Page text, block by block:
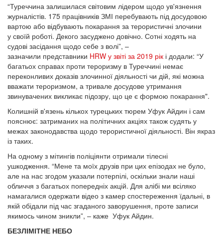
“Туреччина залишилася світовим лідером щодо ув'язнення
журналістів. 175 працівників ЗМІ перебувають під досудовою
вартою або відбувають покарання за терористичні злочини
у своїй роботі. Декого засуджено довічно. Сотні ходять на
судові засідання щодо себе з волі”, –
зазначили представники HRW у звіті за 2019 рік і додали: “У
багатьох справах проти тероризму в Туреччині немає
переконливих доказів злочинної діяльності чи дій, які можна
вважати тероризмом, а тривале досудове утримання
звинувачених викликає підозру, що це є формою покарання".
Колишній в'язень кількох турецьких тюрем Уфук Айдин і сам
пояснює: затриманих на політичних акціях також судять у
межах законодавства щодо терористичної діяльності. Він якраз
із таких.
На одному з мітингів поліціянти отримали тілесні
ушкодження. “Мене та моїх друзів при цих епізодах не було,
але на нас згодом указали потерпілі, оскільки знали наші
обличчя з багатьох попередніх акцій. Для алібі ми всіляко
намагалися одержати відео з камер спостереження їдальні, в
якій обідали під час згаданого заворушення, проте записи
якимось чином зникли”, – каже Уфук Айдин.
БЕЗЛІМІТНЕ НЕБО